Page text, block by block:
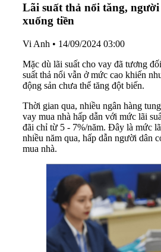
Lãi suất thả nổi tăng, người
xuống tiền
Vi Anh • 14/09/2024 03:00
Mặc dù lãi suất cho vay đã tương
suất thả nổi vẫn ở mức cao khiến
động sản chưa thể tăng đột biến.
Thời gian qua, nhiều ngân hàng
vay mua nhà hấp dẫn với mức lãi
đãi chỉ từ 5 - 7%/năm. Đây là mức
nhiều năm qua, hấp dẫn người dân
mua nhà.